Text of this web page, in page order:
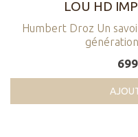
LOU HD
Humbert Droz Un